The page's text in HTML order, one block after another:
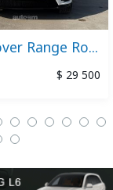
Land Rover Range Rover Velar
$ 29 500